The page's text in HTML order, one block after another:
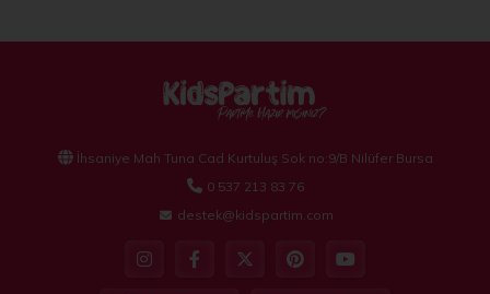
İhsaniye Mah Tuna Cad Kurtuluş Sok no:9/B Nilüfer Bursa
0 537 213 83 76
destek@kidspartim.com